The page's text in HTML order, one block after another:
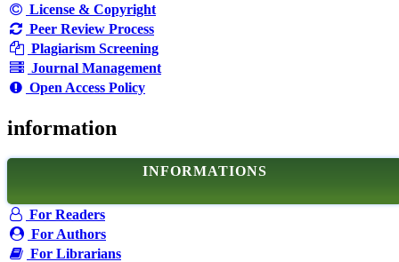
License & Copyright
Peer Review Process
Plagiarism Screening
Journal Management
Open Access Policy
information
INFORMATIONS
For Readers
For Authors
For Librarians